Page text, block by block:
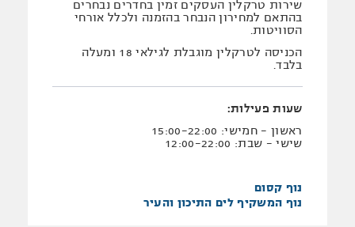
שירות טרקלין העסקים זמין בחדרים נבחרים
בהתאם למחירון הנבחר בהזמנה ולכלל אורחי
הסוויטות.
הכניסה לטרקלין מוגבלת לגילאי 18 ומעלה
בלבד.
שעות פעילות:
ראשון - חמישי: 15:00-22:00
שישי - שבת: 12:00-22:00
נוף קסום
נוף המשקיף לים התיכון והעיר